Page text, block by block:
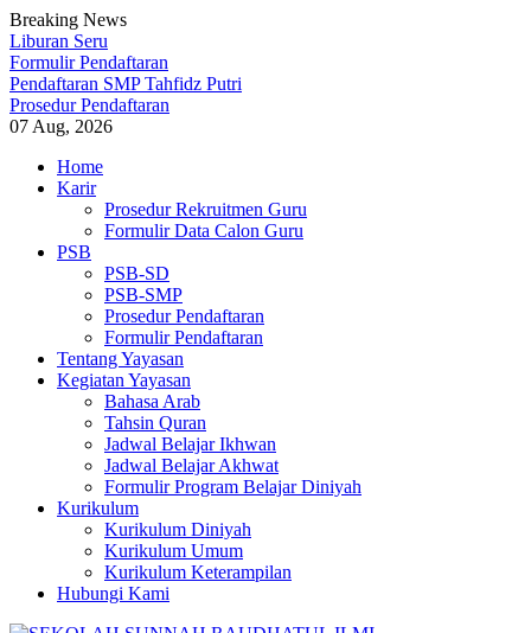
Breaking News
Liburan Seru
Formulir Pendaftaran
Pendaftaran SMP Tahfidz Putri
Prosedur Pendaftaran
07 Aug, 2026
Skip
Home
Karir
Prosedur Rekruitmen Guru
Formulir Data Calon Guru
PSB
PSB-SD
PSB-SMP
Prosedur Pendaftaran
Formulir Pendaftaran
Tentang Yayasan
Kegiatan Yayasan
Bahasa Arab
Tahsin Quran
Jadwal Belajar Ikhwan
Jadwal Belajar Akhwat
Formulir Program Belajar Diniyah
Kurikulum
Kurikulum Diniyah
Kurikulum Umum
Kurikulum Keterampilan
Hubungi Kami